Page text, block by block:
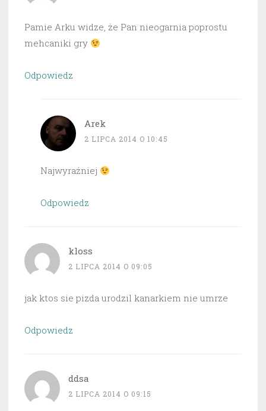
Pamie Arku widze, że Pan nieogarnia poprostu
mehcaniki gry
Odpowiedz
Arek
2 LIPCA 2014 O 10:45
Najwyraźniej
Odpowiedz
kloss
2 LIPCA 2014 O 09:05
jak ktos sie pizda urodzil kanarkiem nie umrze
Odpowiedz
ddsa
2 LIPCA 2014 O 09:15